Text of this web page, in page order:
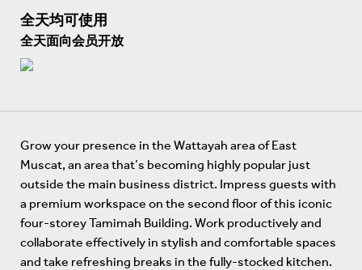
全天均可使用
全天面向会员开放
Grow your presence in the Wattayah area of East
Muscat, an area that’s becoming highly popular just
outside the main business district. Impress guests with
a premium workspace on the second floor of this iconic
four-storey Tamimah Building. Work productively and
collaborate effectively in stylish and comfortable spaces
and take refreshing breaks in the fully-stocked kitchen.